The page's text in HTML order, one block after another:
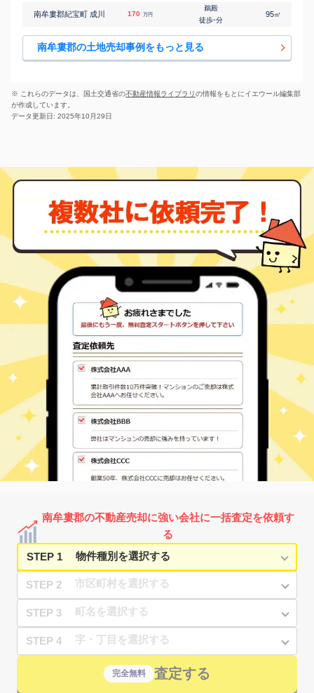
南牟婁郡紀宝町 成川 170 万円
鵜殿
徒歩-分
95㎡
南牟婁郡の土地売却事例をもっと見る
※ これらのデータは、国土交通省の不動産情報ライブラリの情報をもとにイエウール編集部
が作成しています。
データ更新日: 2025年10月29日
南牟婁郡の不動産売却に強い会社に一括査定を依頼す
る
STEP 1
STEP 2
STEP 3
STEP 4
完全無料 査定する